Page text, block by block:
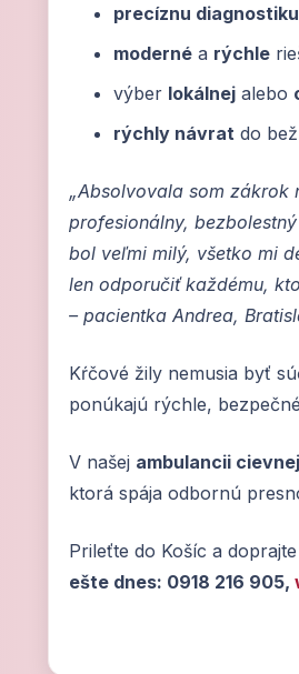
precíznu diagnostiku
moderné a rýchle
výber lokálnej alebo
rýchly návrat do
„Absolvovala som zákrok
profesionálny,
bol veľmi milý, všetko mi
len odporučiť každému,
– pacientka Andrea,
Kŕčové žily nemusia byť
ponúkajú rýchle,
V našej ambulancii
ktorá spája odbornú
Prileťte do Košíc a
ešte dnes: 0918 216 905,